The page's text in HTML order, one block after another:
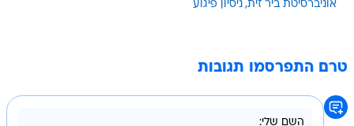
אוניברסיטת ביר זית ניסיון פיגוע
טרם התפרסמו תגובות